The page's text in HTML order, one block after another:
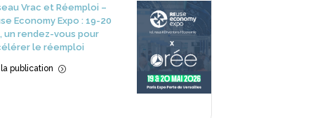
Vrac et Réemploi –
Economy Expo : 19-20
un rendez-vous pour
le réemploi
publication =